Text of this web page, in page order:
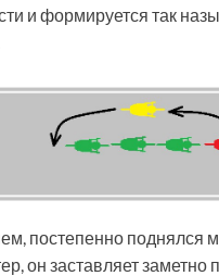
и формируется так
постепенно поднялся
он заставляет заметно